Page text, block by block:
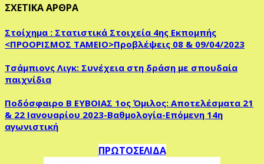
ΣΧΕΤΙΚΑ ΑΡΘΡΑ
Στοίχημα : Στατιστικά Στοιχεία 4ης Εκπομπής
<ΠΡΟΟΡΙΣΜΟΣ ΤΑΜΕΙΟ>Προβλέψεις 08 & 09/04/2023
Τσάμπιονς Λιγκ: Συνέχεια στη δράση με σπουδαία
παιχνίδια
Ποδόσφαιρο Β ΕΥΒΟΙΑΣ 1ος Όμιλος: Αποτελέσματα 21
& 22 Ιανουαρίου 2023-Βαθμολογία-Επόμενη 14η
αγωνιστική
ΠΡΩΤΟΣΕΛΙΔΑ